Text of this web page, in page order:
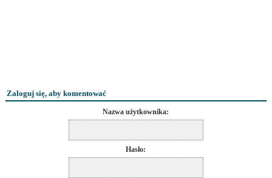
Zaloguj się, aby komentować
Nazwa użytkownika:
Hasło: